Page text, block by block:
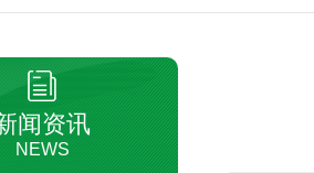
闻资讯
NEWS